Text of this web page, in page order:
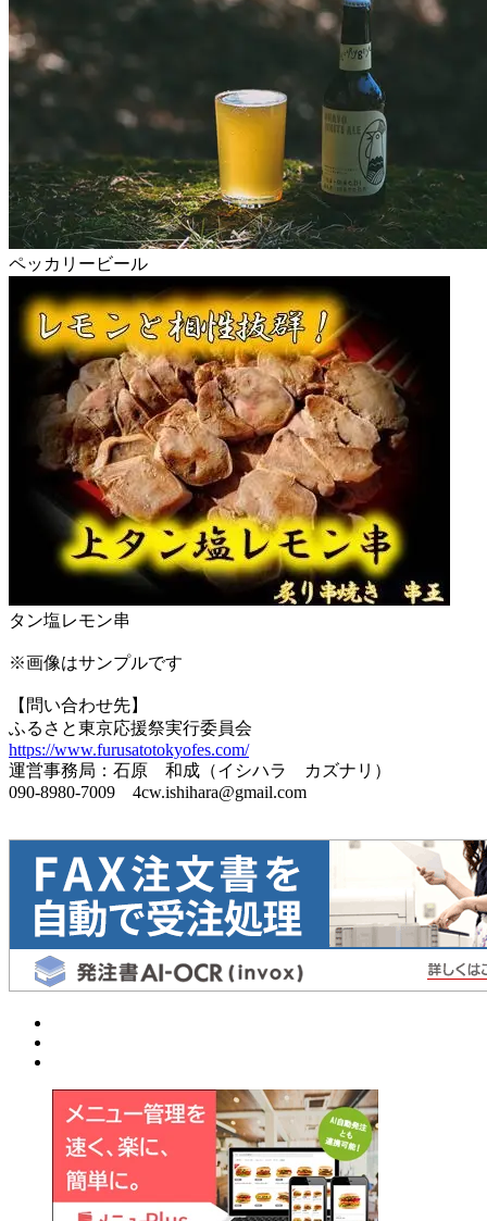
ペッカリービール
タン塩レモン串
※画像はサンプルです
【問い合わせ先】
ふるさと東京応援祭実行委員会
https://www.furusatotokyofes.com/
運営事務局：石原 和成（イシハラ カズナリ）
090-8980-7009 4cw.ishihara@gmail.com